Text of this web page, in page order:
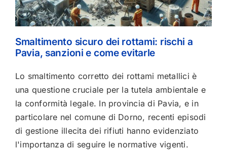
Smaltimento sicuro dei rottami: rischi a
Pavia, sanzioni e come evitarle
Lo smaltimento corretto dei rottami metallici è
una questione cruciale per la tutela ambientale e
la conformità legale. In provincia di Pavia, e in
particolare nel comune di Dorno, recenti episodi
di gestione illecita dei rifiuti hanno evidenziato
l'importanza di seguire le normative vigenti.